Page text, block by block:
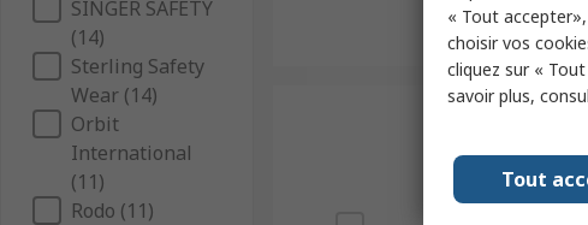
SINGER SAFETY
(14)
Sterling Safety
Wear (14)
Orbit
International
(11)
Rodo (11)
« Tout
choisir vos
cliquez sur «
savoir plus,
Tout